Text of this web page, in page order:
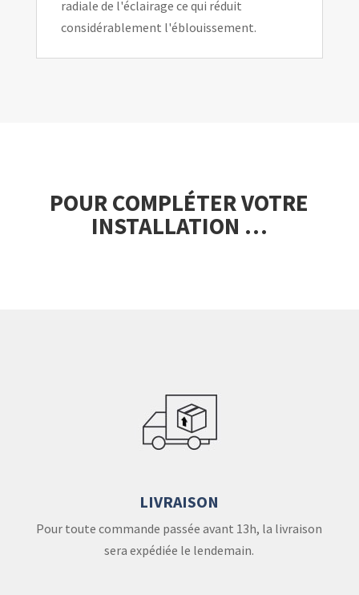
radiale de l'éclairage ce qui réduit
considérablement l'éblouissement.
POUR COMPLÉTER VOTRE
INSTALLATION …
LIVRAISON
Pour toute commande passée avant 13h, la livraison
sera expédiée le lendemain.